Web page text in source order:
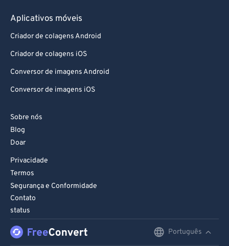
Aplicativos móveis
Criador de colagens Android
Criador de colagens iOS
Conversor de imagens Android
Conversor de imagens iOS
Sobre nós
Blog
Doar
Privacidade
Termos
Segurança e Conformidade
Contato
status
Português